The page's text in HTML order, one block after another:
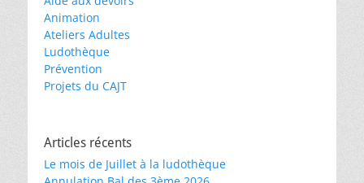
Animation
Ateliers Adultes
Ludothèque
Prévention
Projets du CAJT
Articles récents
Le mois de Juillet à la ludothèque